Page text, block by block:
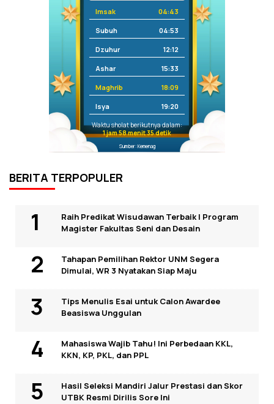
Imsak 04:43
Subuh 04:53
Dzuhur 12:12
Ashar 15:33
Maghrib 18:09
Isya 19:20
Waktu sholat berikutnya dalam:
1 jam 58 menit 35 detik
Sumber: Kemenag
BERITA TERPOPULER
Raih Predikat Wisudawan Terbaik I Program
Magister Fakultas Seni dan Desain
Tahapan Pemilihan Rektor UNM Segera
Dimulai, WR 3 Nyatakan Siap Maju
Tips Menulis Esai untuk Calon Awardee
Beasiswa Unggulan
Mahasiswa Wajib Tahu! Ini Perbedaan KKL,
KKN, KP, PKL, dan PPL
Hasil Seleksi Mandiri Jalur Prestasi dan Skor
UTBK Resmi Dirilis Sore Ini